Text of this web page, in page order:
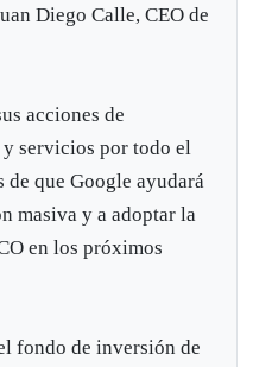
Diego Calle, CEO de
acciones de
servicios por todo el
de que Google ayudará
masiva y a adoptar la
en los próximos
fondo de inversión de